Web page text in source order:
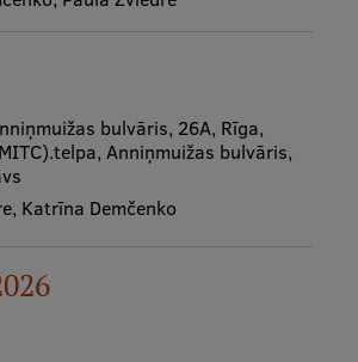
mācības
kursi
celšanas kursi
centrs
bulvāris, 26A, Rīga,
Anniņmuižas bulvāris,
Katrīna Demčenko